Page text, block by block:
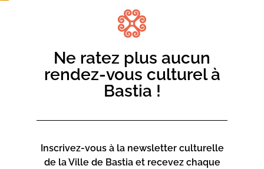
l’arte. Ogni i trè mesi, ci serà una restituzione urganizata
pè mette in pratica e cunniscenze acquiste.
Renseignements et inscriptions au 06 73 68 89 18 ou
Ne ratez plus aucun
rendez-vous culturel à
Bastia !
Inscrivez-vous à la newsletter culturelle
de la Ville de Bastia et recevez chaque